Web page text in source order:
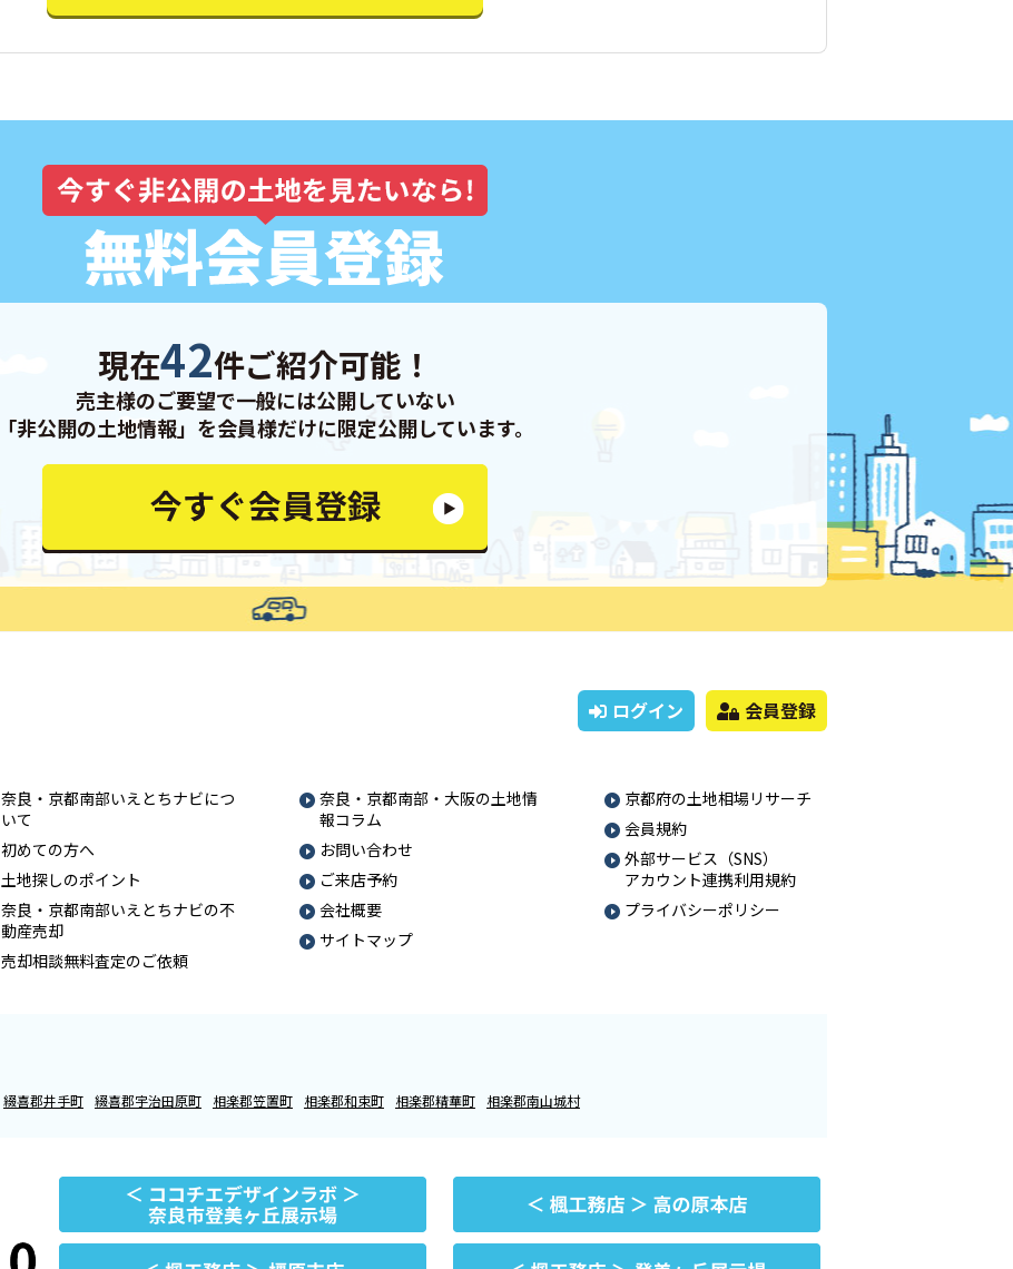
現在42件ご紹介可能！
売主様のご要望で一般には公開していない
「非公開の土地情報」を会員様だけに限定公開しています。
ログイン 会員登録
奈良・京都南部いえとちナビにつ
いて
初めての方へ
土地探しのポイント
奈良・京都南部いえとちナビの不
動産売却
売却相談無料査定のご依頼
奈良・京都南部・大阪の土地情
報コラム
お問い合わせ
ご来店予約
会社概要
サイトマップ
京都府の土地相場リサーチ
会員規約
外部サービス（SNS）
アカウント連携利用規約
プライバシーポリシー
綴喜郡井手町 綴喜郡宇治田原町 相楽郡笠置町 相楽郡和束町 相楽郡精華町 相楽郡南山城村